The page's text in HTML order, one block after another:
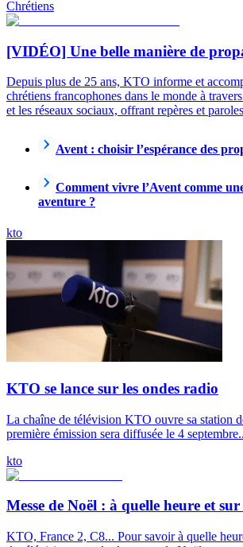
Chrétiens
[VIDÉO] Une belle manière de
Depuis plus de 25 ans, KTO informe et
chrétiens francophones dans le monde à
et les réseaux sociaux, offrant repères et
Avent : choisir l’espérance des
Comment vivre l’Avent comme
aventure ?
kto
KTO se lance sur les ondes radio
La chaîne de télévision KTO ouvre sa station
première émission sera diffusée le 4
kto
Messe de Noël : à quelle heure et
KTO, France 2, C8... Pour savoir à quelle